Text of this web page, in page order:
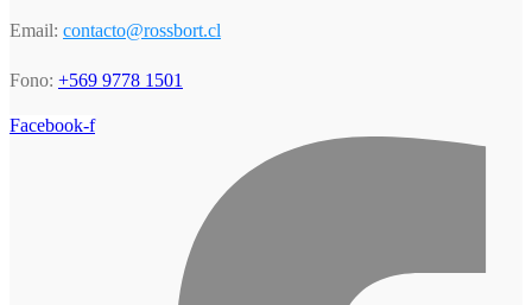
Email: contacto@rossbort.cl
Fono: +569 9778 1501
Facebook-f